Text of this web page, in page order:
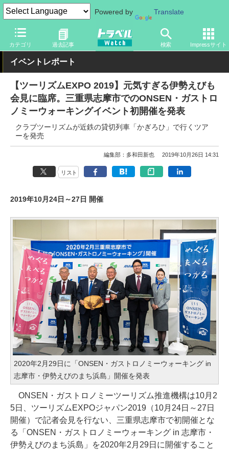
Powered by Translate
カテゴリ 過去記事 検索 Impressサイト
トラベル Watch イベント ツーリズムEXPOジャパン 2019
イベントレポート
【ツーリズムEXPO 2019】元気すぎる伊勢えびも
会見に臨席。三重県志摩市でのONSEN・ガストロ
ノミーウォーキングイベント初開催を発表
クラブツーリズムが近鉄の貸切列車「かぎろひ」で行くツア
ーを発売
編集部：多和田新也 2019年10月26日 14:31
リスト
2019年10月24日～27日 開催
2020年2月29日に「ONSEN・ガストロノミーウォーキング in
志摩市・伊勢えびのまち浜島」開催を発表
ONSEN・ガストロノミーツーリズム推進機構は10月2
5日、ツーリズムEXPOジャパン2019（10月24日～27日
開催）で記者会見を行ない、三重県志摩市で初開催とな
る「ONSEN・ガストロノミーウォーキング in 志摩市・
伊勢えびのまち浜島」を2020年2月29日に開催すること